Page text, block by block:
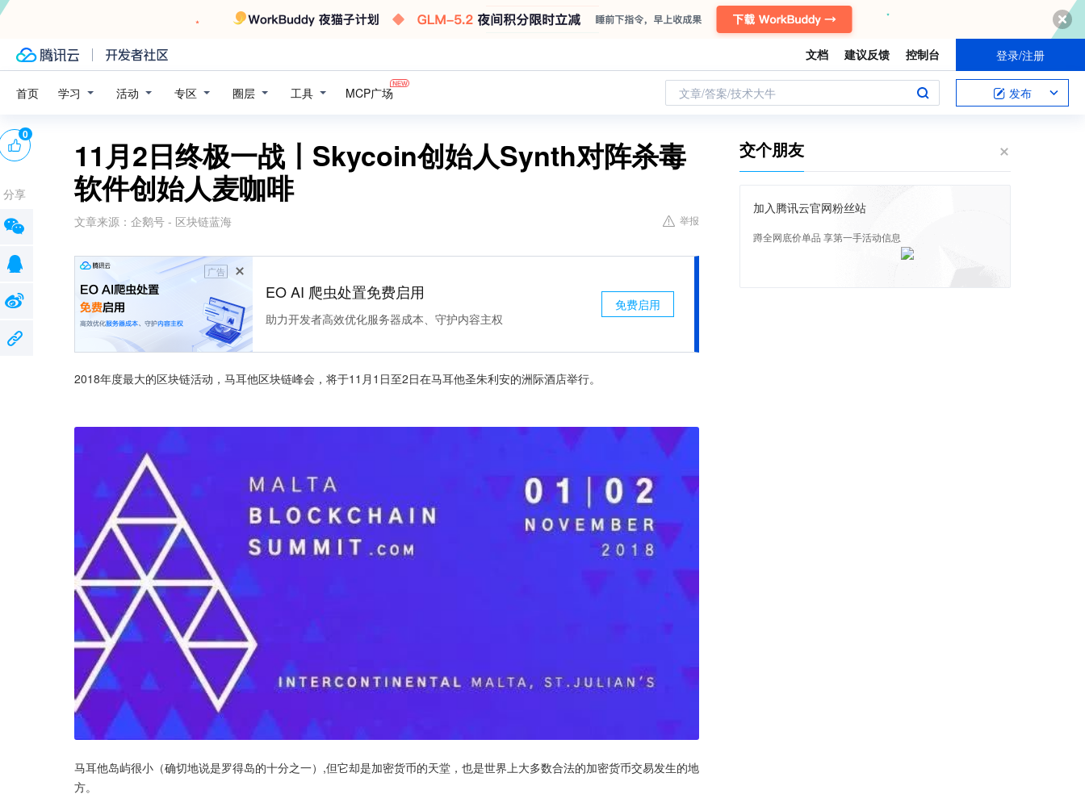
文档 建议反馈 控制台 登录/注册
首页 学习 活动 专区 圈层 工具 MCP广场 文章/答案/技术大牛 发布
11月2日终极一战〡Skycoin创始人Synth对阵杀毒
软件创始人麦咖啡
文章来源： 企鹅号 - 区块链蓝海 举报
广告
EO AI 爬虫处置免费启用
助力开发者高效优化服务器成本、守护内容主权
免费启用
2018年度最大的区块链活动，马耳他区块链峰会，将于11月1日至2日在马耳他圣朱利安的洲际酒店举行。
马耳他岛屿很小（确切地说是罗得岛的十分之一）,但它却是加密货币的天堂，也是世界上大多数合法的加密货币交易发生的地
方。
0
分享
交个朋友
加入腾讯云官网粉丝站
蹲全网底价单品 享第一手活动信息